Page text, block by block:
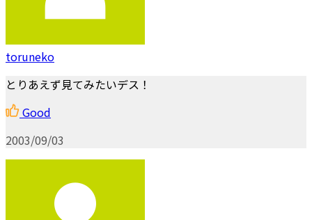
toruneko
とりあえず見てみたいデス！
Good
2003/09/03